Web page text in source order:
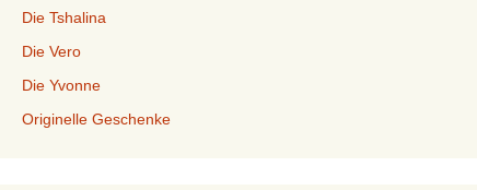
Die Tshalina
Die Vero
Die Yvonne
Originelle Geschenke